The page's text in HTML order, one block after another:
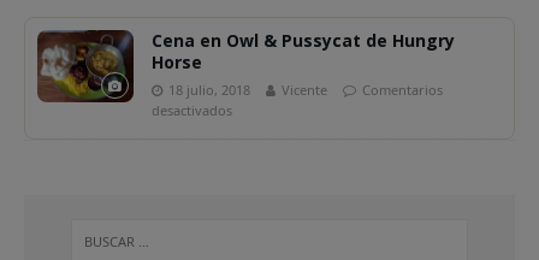
Cena en Owl & Pussycat de Hungry
Horse
18 julio, 2018 Vicente
Comentarios
desactivados